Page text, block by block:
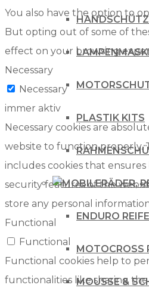
PLASTIK KITS
RÄDER,
ENDURO
MOTOCROSS
MOUSSE &
You also have the option to
But opting out of some of
effect on your browsing
Necessary
Necessary
immer aktiv
Necessary cookies are
website to function properly.
includes cookies that
security features of the
store any personal
Functional
Functional
Functional cookies help to
functionalities like sharing